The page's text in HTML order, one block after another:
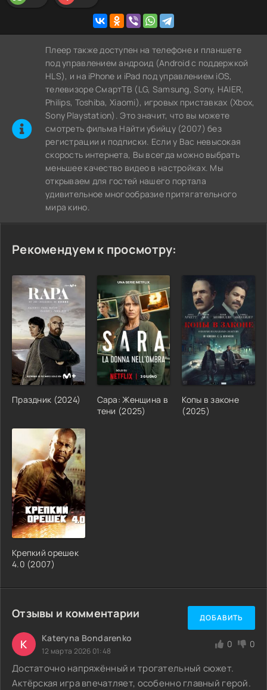
Плеер также доступен на телефоне и планшете
под управлением андроид (Android с поддержкой
HLS), и на iPhone и iPad под управлением iOS,
телевизоре СмартТВ (LG, Samsung, Sony, HAIER,
Philips, Toshiba, Xiaomi), игровых приставках (Xbox,
Sony Playstation). Это значит, что вы можете
cмотреть фильма Найти убийцу (2007) без
регистрации и подписки. Если у Вас невысокая
скорость интернета, Вы всегда можно выбрать
меньшее качество видео в настройках. Мы
открываем для гостей нашего портала
удивительное многообразие притягательного
мира кино.
Рекомендуем к просмотру:
Праздник (2024)
Сара: Женщина в
тени (2025)
Копы в законе
(2025)
Крепкий орешек
4.0 (2007)
Отзывы и комментарии ДОБАВИТЬ
K Kateryna Bondarenko
12 марта 2026 01:48
0 0
Достаточно напряжённый и трогательный сюжет.
Актёрская игра впечатляет, особенно главный герой.